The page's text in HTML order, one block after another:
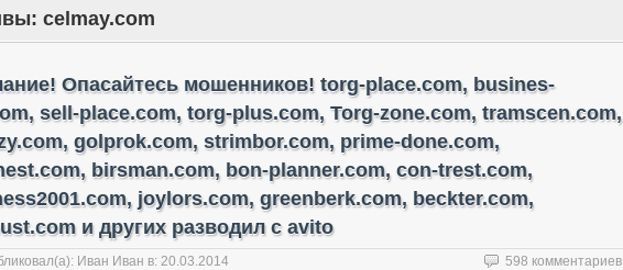
celmay.com
Опасайтесь мошенников! torg-place.com, busines-
sell-place.com, torg-plus.com, Torg-zone.com, tramscen.com,
golprok.com, strimbor.com, prime-done.com,
birsman.com, bon-planner.com, con-trest.com,
joylors.com, greenberk.com, beckter.com,
и других разводил с avito
Иван Иван в: 20.03.2014 598 комментариев